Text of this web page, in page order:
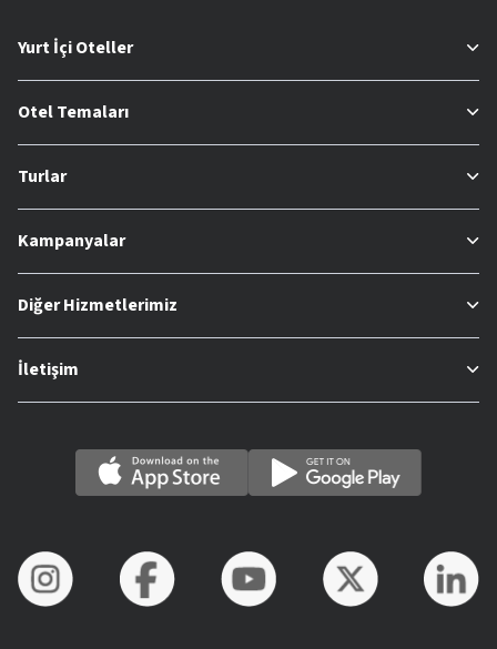
Yurt İçi Oteller
Otel Temaları
Turlar
Kampanyalar
Diğer Hizmetlerimiz
İletişim